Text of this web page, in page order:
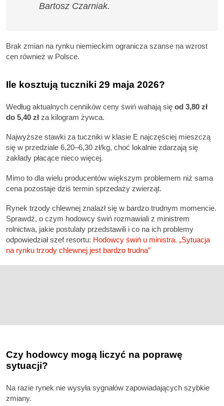
Bartosz Czarniak.
Brak zmian na rynku niemieckim ogranicza szanse na wzrost
cen również w Polsce.
Ile kosztują tuczniki 29 maja 2026?
Według aktualnych cenników ceny świń wahają się od 3,80 zł
do 5,40 zł za kilogram żywca.
Najwyższe stawki za tuczniki w klasie E najczęściej mieszczą
się w przedziale 6,20–6,30 zł/kg, choć lokalnie zdarzają się
zakłady płacące nieco więcej.
Mimo to dla wielu producentów większym problemem niż sama
cena pozostaje dziś termin sprzedaży zwierząt.
Rynek trzody chlewnej znalazł się w bardzo trudnym momencie.
Sprawdź, o czym hodowcy świń rozmawiali z ministrem
rolnictwa, jakie postulaty przedstawili i co na ich problemy
odpowiedział szef resortu: Hodowcy świń u ministra. „Sytuacja
na rynku trzody chlewnej jest bardzo trudna”
Czy hodowcy mogą liczyć na poprawę
sytuacji?
Na razie rynek nie wysyła sygnałów zapowiadających szybkie
zmiany.